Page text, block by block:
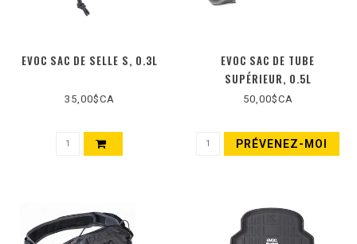
EVOC SAC DE SELLE S, 0.3L
35,00$CA
EVOC SAC DE TUBE
SUPÉRIEUR, 0.5L
50,00$CA
PRÉVENEZ-MOI